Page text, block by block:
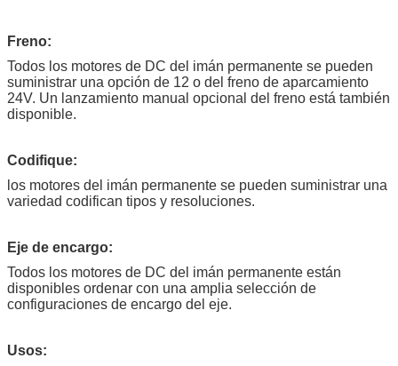
Freno:
Todos los motores de DC del imán permanente se pueden
suministrar una opción de 12 o del freno de aparcamiento
24V. Un lanzamiento manual opcional del freno está también
disponible.
Codifique:
los motores del imán permanente se pueden suministrar una
variedad codifican tipos y resoluciones.
Eje de encargo:
Todos los motores de DC del imán permanente están
disponibles ordenar con una amplia selección de
configuraciones de encargo del eje.
Usos: